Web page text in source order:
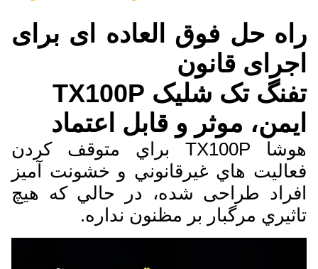
راه حل فوق العاده ای برای
اجرای قانون
تفنگ تک شليک TX100P
ایمن، موثر و قابل اعتماد
هوشا TX100P براي متوقف کردن
فعاليت هاي غيرقانوني و خشونت آمیز
افراد طراحی شده، در حالي که هيچ
تاثيري مرگبار بر مظنون نداره.